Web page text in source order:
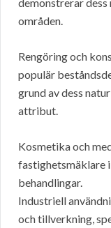
områden.
Rengöring och
populär
grund av dess
attribut.
Kosmetika och
fastighetsmäklare
behandlingar.
Industriell
och tillverkning,